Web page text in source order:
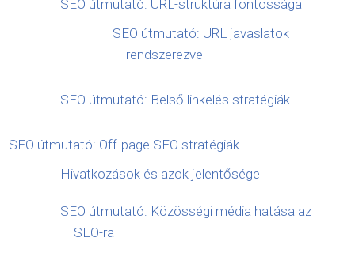
SEO útmutató: URL-struktúra fontossága
SEO útmutató: URL javaslatok
rendszerezve
SEO útmutató: Belső linkelés stratégiák
SEO útmutató: Off-page SEO stratégiák
Hivatkozások és azok jelentősége
SEO útmutató: Közösségi média hatása az
SEO-ra